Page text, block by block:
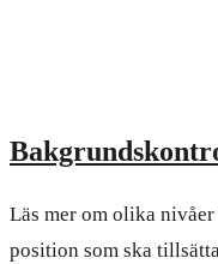
Läs mer om olika
position som ska